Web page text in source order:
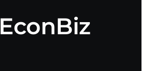
EconBiz